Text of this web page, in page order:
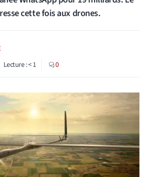
cette fois aux drones.
Lecture :< 1 0